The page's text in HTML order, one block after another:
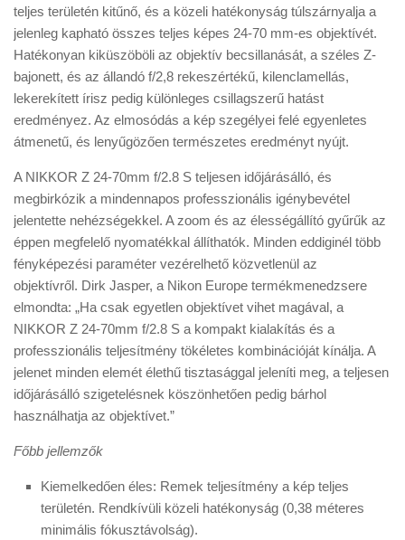
teljes területén kitűnő, és a közeli hatékonyság túlszárnyalja a
jelenleg kapható összes teljes képes 24-70 mm-es objektívét.
Hatékonyan kiküszöböli az objektív becsillanását, a széles Z-
bajonett, és az állandó f/2,8 rekeszértékű, kilenclamellás,
lekerekített írisz pedig különleges csillagszerű hatást
eredményez. Az elmosódás a kép szegélyei felé egyenletes
átmenetű, és lenyűgözően természetes eredményt nyújt.
A NIKKOR Z 24-70mm f/2.8 S teljesen időjárásálló, és
megbirkózik a mindennapos professzionális igénybevétel
jelentette nehézségekkel. A zoom és az élességállító gyűrűk az
éppen megfelelő nyomatékkal állíthatók. Minden eddiginél több
fényképezési paraméter vezérelhető közvetlenül az
objektívről. Dirk Jasper, a Nikon Europe termékmenedzsere
elmondta: „Ha csak egyetlen objektívet vihet magával, a
NIKKOR Z 24-70mm f/2.8 S a kompakt kialakítás és a
professzionális teljesítmény tökéletes kombinációját kínálja. A
jelenet minden elemét élethű tisztasággal jeleníti meg, a teljesen
időjárásálló szigetelésnek köszönhetően pedig bárhol
használhatja az objektívet.”
Főbb jellemzők
Kiemelkedően éles: Remek teljesítmény a kép teljes
területén. Rendkívüli közeli hatékonyság (0,38 méteres
minimális fókusztávolság).